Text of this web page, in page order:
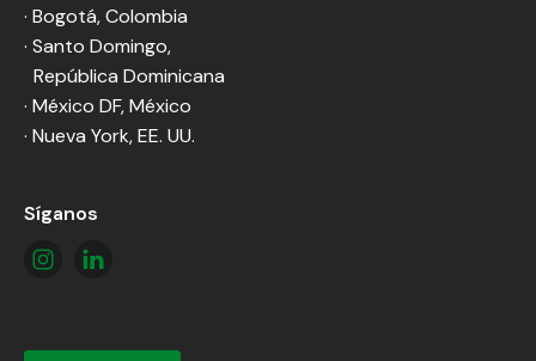
· Bogotá, Colombia
· Santo Domingo,
República Dominicana
· México DF, México
· Nueva York, EE. UU.
Síganos